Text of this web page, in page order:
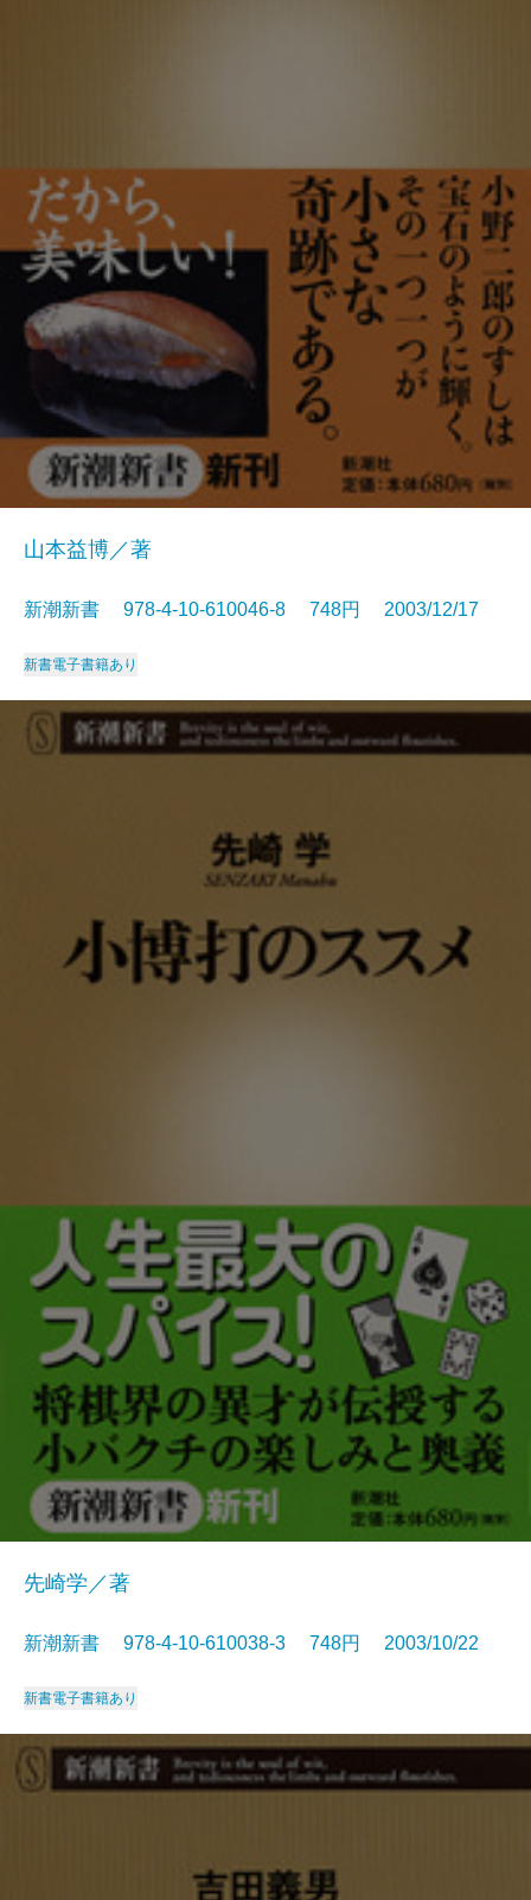
山本益博／著
新潮新書 978-4-10-610046-8 748円 2003/12/17
新書電子書籍あり
先崎学／著
新潮新書 978-4-10-610038-3 748円 2003/10/22
新書電子書籍あり